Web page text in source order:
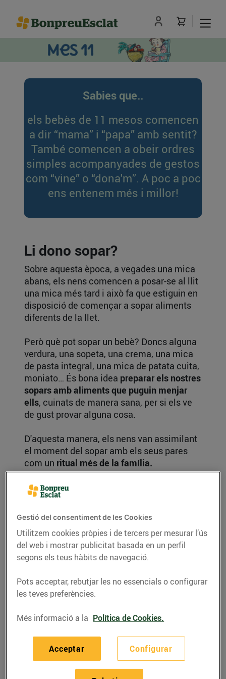
Sabies que..
els bebès de 11 mesos comencen
a dir “mama” i “papa” amb sentit?
També comencen a obeir ordres
simples acompanyades de gestos
com “vine” o “dona'm”. A poc a poc
ens entenem més i millor!
Li dono sopar?
Sobre aquesta època, a vegades una mica
abans, els nens comencen a posar-se al llit
una mica més tard i això fa que estiguin en
disposició de començar a sopar aliments
diferents de la llet.
Però què pot sopar un bebè? Doncs alguna
verdura, una sopeta, una crema, una mica
de pasta integral, una mica de patata cuita,
moniato… És bona idea preparar els nostres
sopars amb aliments que puguin menjar
ells, cuinats de manera sana, per si els ve
de gust provar alguna cosa.
D'aquesta manera, els nens van assimilant
el moment del sopar amb els seus pares
com un ritual més de la família.
En el cas dels bebès,
amb les proteïnes, sobretot en horari
són massa madurs per a processar-les.
Però si al llarg del dia no les han pres, no
passa res perquè sopin algun aliment que
les contingui.
I si el teu bebè al principi no sopa molt, no
et preocupis.Els sopars no són
d'alimentació principal continuï sent la llet
El bebè s'enfada!
Gestió del consentiment de les Cookies
Utilitzem cookies pròpies i de tercers per mesurar l’ús
del web i mostrar publicitat basada en un perfil
segons els teus hàbits de navegació.
Pots acceptar, rebutjar les no essencials o configurar
les teves preferències.
Més informació a la Política de Cookies.
Configurar
Acceptar